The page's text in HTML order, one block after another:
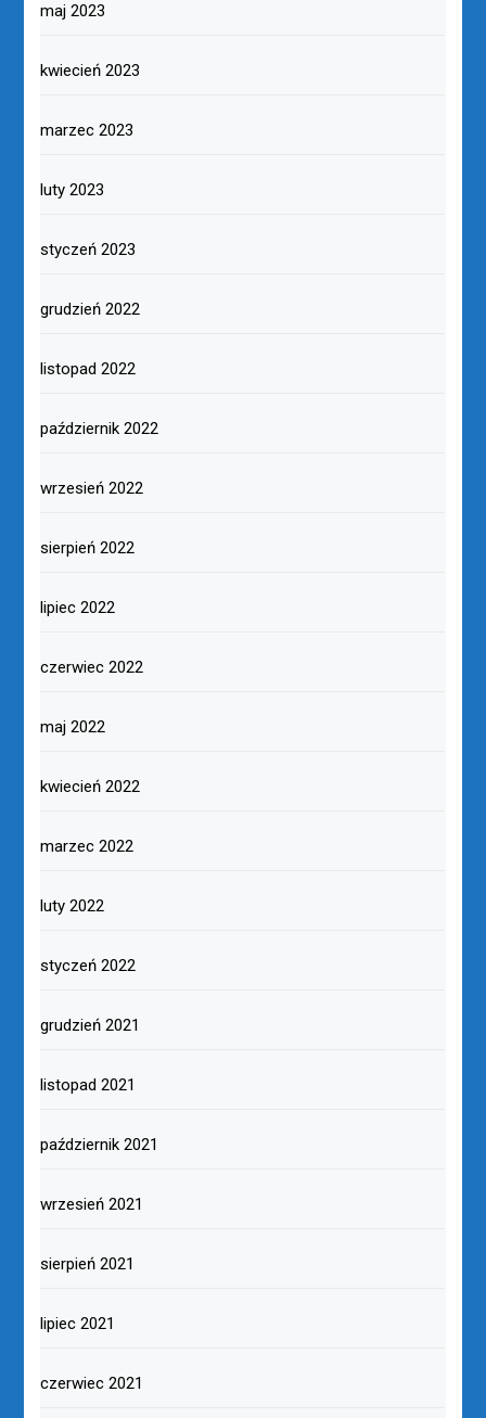
maj 2023
kwiecień 2023
marzec 2023
luty 2023
styczeń 2023
grudzień 2022
listopad 2022
październik 2022
wrzesień 2022
sierpień 2022
lipiec 2022
czerwiec 2022
maj 2022
kwiecień 2022
marzec 2022
luty 2022
styczeń 2022
grudzień 2021
listopad 2021
październik 2021
wrzesień 2021
sierpień 2021
lipiec 2021
czerwiec 2021